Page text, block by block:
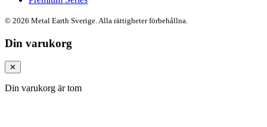
© 2026 Metal Earth Sverige. Alla rättigheter förbehållna.
Din varukorg
✕
Din varukorg är tom